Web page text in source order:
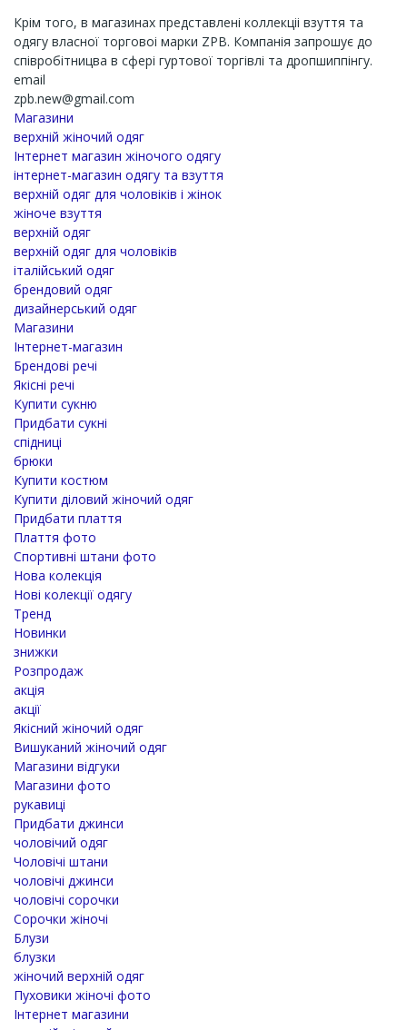
Крім того, в магазинах представлені коллекціі взуття та
одягу власної торговоі марки ZPB. Компанія запрошує до
співробітницва в сфері гуртової торгівлі та дропшиппінгу.
email
zpb.new@gmail.com
Магазини
верхній жіночий одяг
Інтернет магазин жіночого одягу
інтернет-магазин одягу та взуття
верхній одяг для чоловіків і жінок
жіноче взуття
верхній одяг
верхній одяг для чоловіків
італійський одяг
брендовий одяг
дизайнерський одяг
Магазини
Інтернет-магазин
Брендові речі
Якісні речі
Купити сукню
Придбати сукні
спідниці
брюки
Купити костюм
Купити діловий жіночий одяг
Придбати плаття
Плаття фото
Спортивні штани фото
Нова колекція
Нові колекції одягу
Тренд
Новинки
знижки
Розпродаж
акція
акції
Якісний жіночий одяг
Вишуканий жіночий одяг
Магазини відгуки
Магазини фото
рукавиці
Придбати джинси
чоловічий одяг
Чоловічі штани
чоловічі джинси
чоловічі сорочки
Сорочки жіночі
Блузи
блузки
жіночий верхній одяг
Пуховики жіночі фото
Інтернет магазини